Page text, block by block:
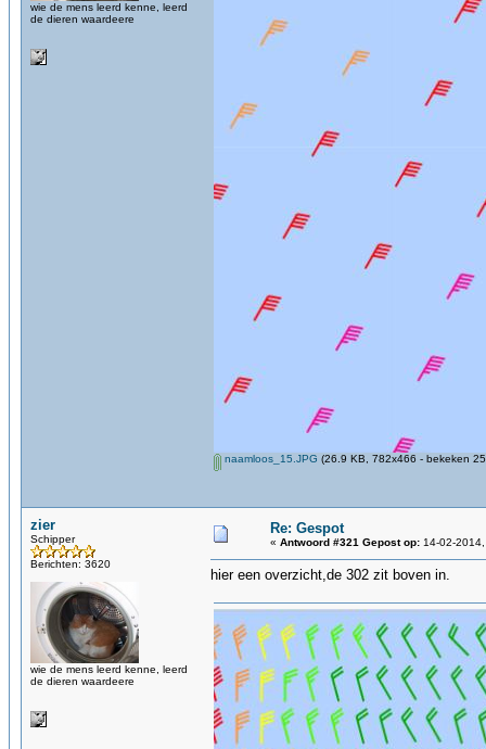
wie de mens leerd kenne, leerd
de dieren waardeere
naamloos_15.JPG (26.9 KB, 782x466 - bekeken
zier
Schipper
Berichten: 3620
wie de mens leerd kenne, leerd
de dieren waardeere
Re: Gespot
« Antwoord #321 Gepost op: 14-02-
hier een overzicht,de 302 zit boven in.